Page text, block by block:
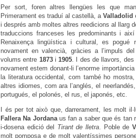
Per sort, foren altres llengües les que
Primerament es traduí al castellà, a Valladolid
i després amb moltes altres reedicions al llarg
traduccions franceses les predominants i
Renaixença lingüística i cultural, es pogué
novament en valencià, gràcies a l’impuls
volums entre 1873i1905. I des de llavors, des
novament estem donant-li l’enorme
la literatura occidental, com també ho
altres idiomes, com ara l’anglés, el
portugués, el polonés, el rus, el japonés, etc.
I és per tot això que, darrerament, les molt
Fallera Na Jordanaus fan a saber que és tan
i-dosena edició del Tirant de lletra. Poble de
molt pomposa e de molt valentíssimes